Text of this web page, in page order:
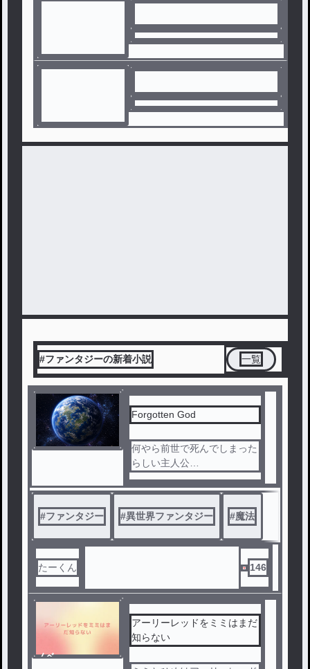
#ファンタジーの新着小説 一覧
Forgotten God
何やら前世で死んでしまった
らしい主人公
「丸山 閃斗」は謎の存在に
「なくてはならないもの」と
言われ、元いた世界に飛ばさ
れてしまう。
謎の存在の意図は何なのか。
前世で何が起こったのか。冒
険の先に待ち受けるものとは
読者の諸君にとっての異世界
ー！ぜひ、お楽しみください
。
#ファンタジー #異世界ファンタジー #魔法
たーくん 146
ノベ
アーリーレッドをミミはまだ
知らない